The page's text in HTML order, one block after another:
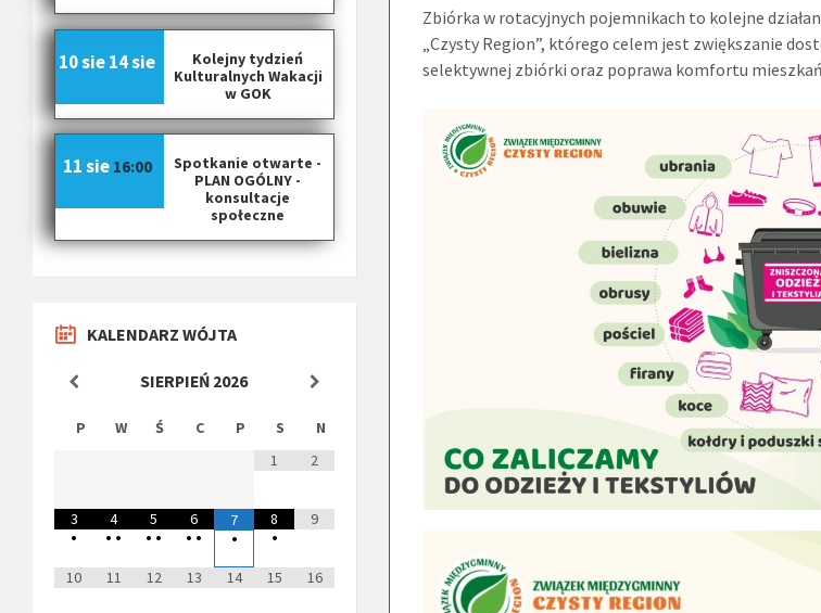
Zbiórka w rotacyjnych pojemnikach to kolejne
„Czysty Region”, którego celem jest zwiększanie
selektywnej zbiórki oraz poprawa komfortu
Kolejny tydzień
Kulturalnych Wakacji
w GOK
10 sie14 sie
Spotkanie otwarte -
PLAN OGÓLNY -
konsultacje
społeczne
11 sie 16:00
KALENDARZ WÓJTA
SIERPIEŃ 2026
P W Ś C P S
N
1
2
3
•
4
• •
5
• •
6
• •
7
•
8
•
9
10 11 12 13 14 15 16